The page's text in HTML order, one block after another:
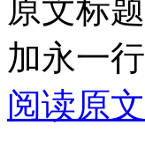
原文标题
加永一
阅读原文